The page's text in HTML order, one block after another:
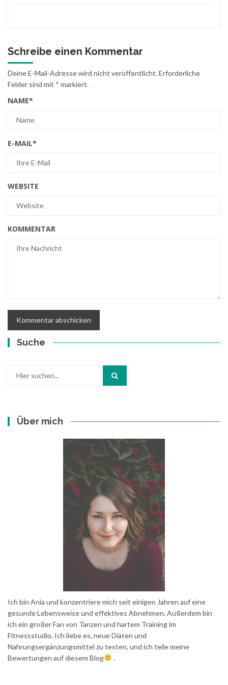
Schreibe einen Kommentar
Deine E-Mail-Adresse wird nicht veröffentlicht.Erforderliche
Felder sind mit * markiert.
NAME*
E-MAIL*
WEBSITE
KOMMENTAR
Suche
Über mich
Ich bin Ania und konzentriere mich seit einigen Jahren auf eine
gesunde Lebensweise und effektives Abnehmen. Außerdem bin
ich ein großer Fan von Tanzen und hartem Training im
Fitnessstudio. Ich liebe es, neue Diäten und
Nahrungsergänzungsmittel zu testen, und ich teile meine
Bewertungen auf diesem Blog
.